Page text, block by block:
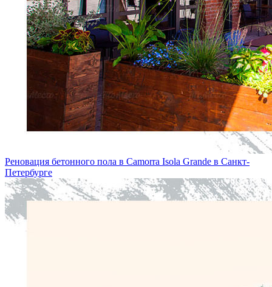
Реновация бетонного пола в Camorra Isola Grande в Санкт-
Петербургe